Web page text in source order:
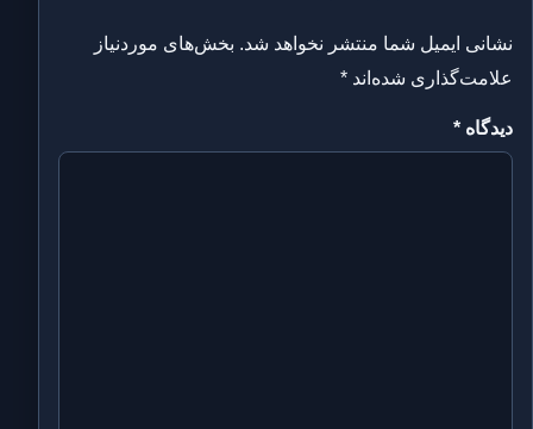
نشانی ایمیل شما منتشر نخواهد شد. بخش‌های موردنیاز
علامت‌گذاری شده‌اند *
دیدگاه *